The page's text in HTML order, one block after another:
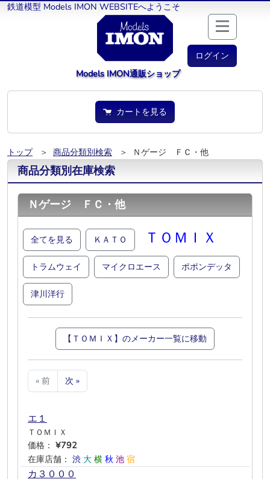
鉄道模型 Models IMON WEBSITEへようこそ
ログイン
Models IMON通販ショップ
カートを見る
トップ ＞ 商品分類別検索 ＞ Ｎゲージ ＦＣ・他
商品分類別在庫検索
Ｎゲージ ＦＣ・他
全てを見る ＫＡＴＯ ＴＯＭＩＸ
トラムウェイ マイクロエース ポポンデッタ
津川洋行
【ＴＯＭＩＸ】のメーカー一覧に移動
« 前 次 »
エ１
ＴＯＭＩＸ
価格： ¥792
在庫店舗： 渋 大 横 秋 池 宿
カ３０００